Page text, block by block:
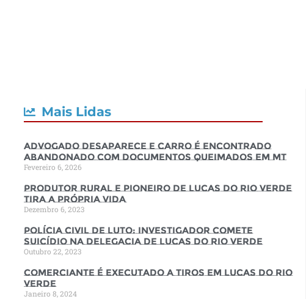
Mais Lidas
Advogado desaparece e carro é encontrado
abandonado com documentos queimados em MT
Fevereiro 6, 2026
Produtor rural e pioneiro de Lucas do Rio Verde
tira a própria vida
Dezembro 6, 2023
Polícia Civil de luto: Investigador comete
suicídio na Delegacia de Lucas do Rio Verde
Outubro 22, 2023
Comerciante é executado a tiros em Lucas do Rio
Verde
Janeiro 8, 2024